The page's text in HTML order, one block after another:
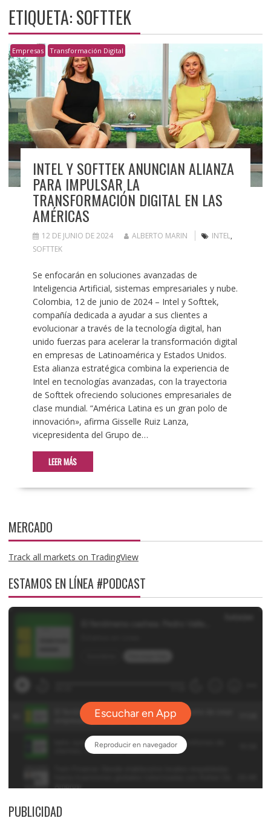
ETIQUETA:SOFTTEK
Empresas Transformación Digital
INTEL Y SOFTTEK ANUNCIAN ALIANZA
PARA IMPULSAR LA
TRANSFORMACIÓN DIGITAL EN LAS
AMÉRICAS
12 DE JUNIO DE 2024 ALBERTO MARIN INTEL,
SOFTTEK
Se enfocarán en soluciones avanzadas de
Inteligencia Artificial, sistemas empresariales y nube.
Colombia, 12 de junio de 2024 – Intel y Softtek,
compañía dedicada a ayudar a sus clientes a
evolucionar a través de la tecnología digital, han
unido fuerzas para acelerar la transformación digital
en empresas de Latinoamérica y Estados Unidos.
Esta alianza estratégica combina la experiencia de
Intel en tecnologías avanzadas, con la trayectoria
de Softtek ofreciendo soluciones empresariales de
clase mundial. “América Latina es un gran polo de
innovación», afirma Gisselle Ruiz Lanza,
vicepresidenta del Grupo de…
LEER MÁS
MERCADO
Track all markets on TradingView
ESTAMOS EN LÍNEA #PODCAST
PUBLICIDAD